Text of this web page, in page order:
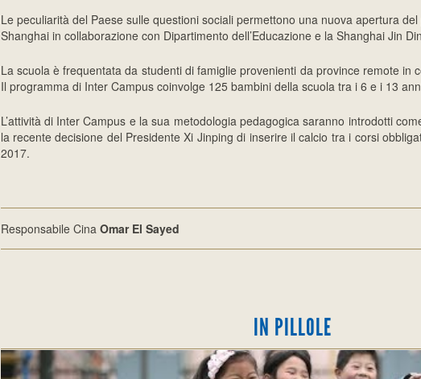
Le peculiarità del Paese sulle questioni sociali permettono una nuova apertura
Shanghai in collaborazione con Dipartimento dell’Educazione e la Shanghai Jin
La scuola è frequentata da studenti di famiglie provenienti da province remote in
Il programma di Inter Campus coinvolge 125 bambini della scuola tra i 6 e i 13
L’attività di Inter Campus e la sua metodologia pedagogica saranno introdotti
la recente decisione del Presidente Xi Jinping di inserire il calcio tra i corsi
2017.
Responsabile Cina Omar El Sayed
IN PILLOLE